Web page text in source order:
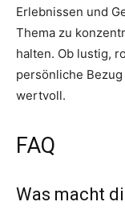
Erlebnissen und
Thema zu
halten. Ob lustig,
persönliche
wertvoll.
FAQ
Was macht